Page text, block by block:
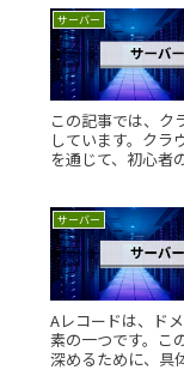
サーバー
この記事では、ク
しています。クラ
を通じて、初心者
サーバー
Aレコードは、ド
素の一つです。こ
深めるために、具